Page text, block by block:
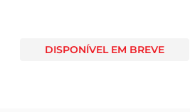
DISPONÍVEL EM BREVE